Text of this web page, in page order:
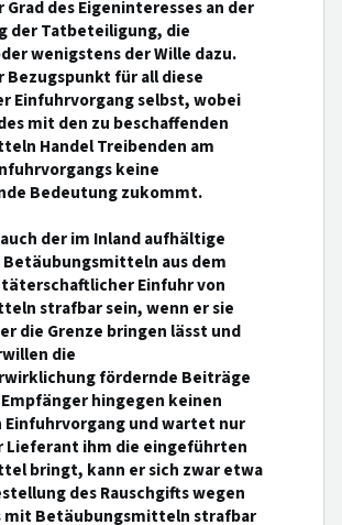
Grad des Eigeninteresses an der
der Tatbeteiligung, die
wenigstens der Wille dazu.
Bezugspunkt für all diese
Einfuhrvorgang selbst, wobei
mit den zu beschaffenden
Handel Treibenden am
keine
Bedeutung zukommt.
der im Inland aufhältige
aus dem
Einfuhr von
strafbar sein, wenn er sie
die Grenze bringen lässt und
die
fördernde Beiträge
hingegen keinen
Einfuhrvorgang und wartet nur
Lieferant ihm die eingeführten
bringt, kann er sich zwar etwa
des Rauschgifts wegen
mit Betäubungsmitteln strafbar